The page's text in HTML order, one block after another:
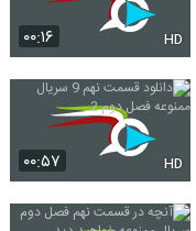
۰۰:۱۶ HD
۰۰:۵۷ HD